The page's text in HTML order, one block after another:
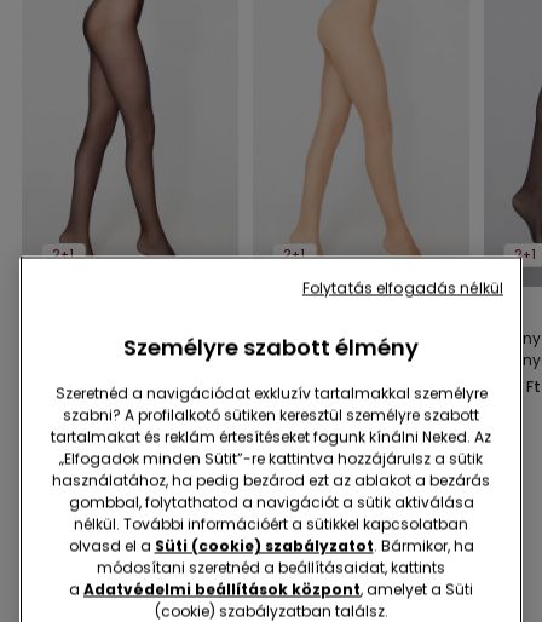
2+1
Varrásmentes
Harisnyanadrág
2990 Ft
2+1
40 Denes
Varrásmentes
Harisnyanadrág
2990 Ft
2+1
2990 Ft
Ezek is tetszeni fognak!
Személyre szabott élmény
Szeretnéd a navigációdat exkluzív tartalmakkal személyre
szabni? A profilalkotó sütiken keresztül személyre szabott
tartalmakat és reklám értesítéseket fogunk kínálni Neked. Az
„Elfogadok minden Sütit”-re kattintva hozzájárulsz a sütik
használatához, ha pedig bezárod ezt az ablakot a bezárás
gombbal, folytathatod a navigációt a sütik aktiválása
nélkül. További információért a sütikkel kapcsolatban
olvasd el a Süti (cookie) szabályzatot. Bármikor, ha
módosítani szeretnéd a beállításaidat, kattints
a Adatvédelmi beállítások központ, amelyet a Süti
(cookie) szabályzatban találsz.
Folytatás elfogadás nélkül